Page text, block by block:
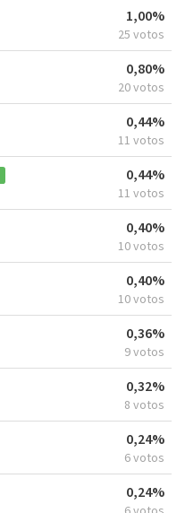
1,00%
25 votos
0,80%
20 votos
0,44%
11 votos
0,44%
11 votos
0,40%
10 votos
0,40%
10 votos
0,36%
9 votos
0,32%
8 votos
0,24%
6 votos
0,24%